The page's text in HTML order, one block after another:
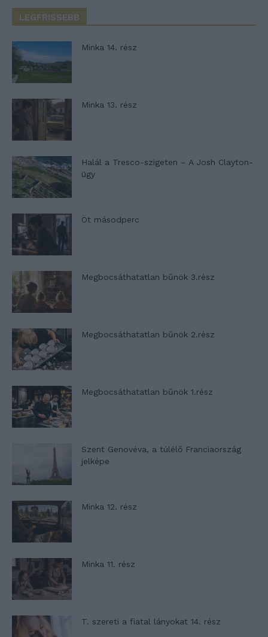
LEGFRISSEBB
Minka 14. rész
Minka 13. rész
Halál a Tresco-szigeten – A Josh Clayton-
ügy
Öt másodperc
Megbocsáthatatlan bűnök 3.rész
Megbocsáthatatlan bűnök 2.rész
Megbocsáthatatlan bűnök 1.rész
Szent Genovéva, a túlélő Franciaország
jelképe
Minka 12. rész
Minka 11. rész
T. szereti a fiatal lányokat 14. rész